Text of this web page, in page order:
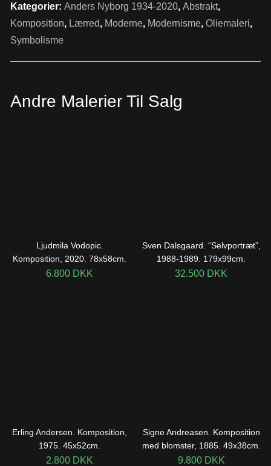
Kategorier: Anders Nyborg 1934-2020, Abstrakt,
Komposition, Lærred, Moderne, Modernisme, Oliemaleri,
Symbolisme
Andre Malerier Til Salg
Ljudmila Vodopic.
Komposition, 2020. 78x58cm.
6.800 DKK
Sven Dalsgaard. “Selvportræt”,
1988-1989. 179x99cm.
32.500 DKK
Erling Andersen. Komposition,
1975. 45x52cm.
2.800 DKK
Signe Andreasen. Komposition
med blomster, 1885. 49x38cm.
9.800 DKK